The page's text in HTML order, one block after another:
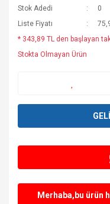
Stok Adedi
0
Liste Fiyatı
* 343,89 TL den başlayan
Stokta Olmayan Ürün
Merhaba,bu ürün